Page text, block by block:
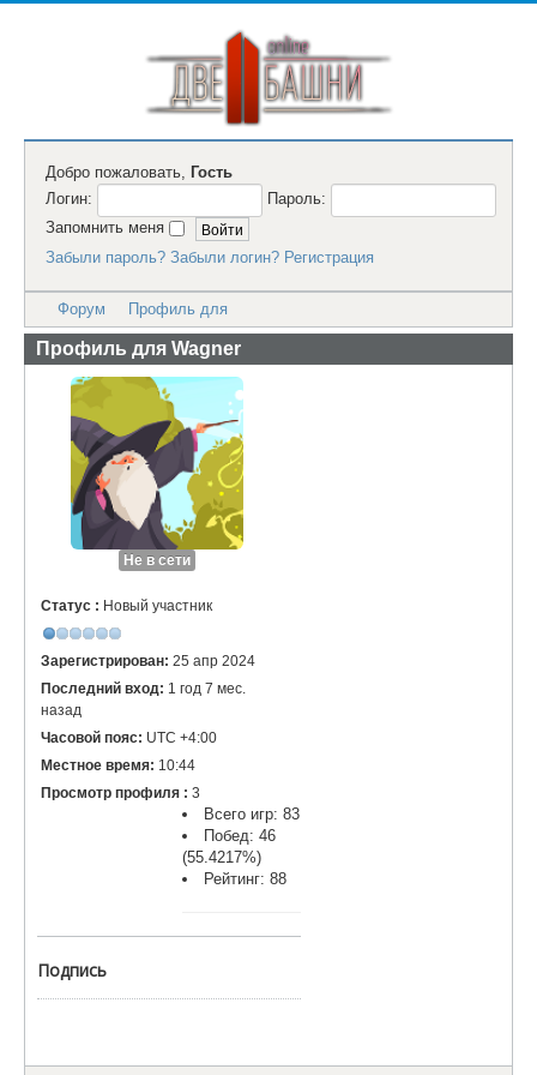
Добро пожаловать,
Гость
Логин:
Пароль:
Запомнить меня
Забыли пароль? Забыли логин? Регистрация
Форум Профиль для
Профиль для Wagner
Не в сети
Статус : Новый участник
Зарегистрирован: 25 апр 2024
Последний вход: 1 год 7 мес.
назад
Часовой пояс: UTC +4:00
Местное время: 10:44
Просмотр профиля : 3
Всего игр: 83
Побед: 46
(55.4217%)
Рейтинг: 88
Подпись